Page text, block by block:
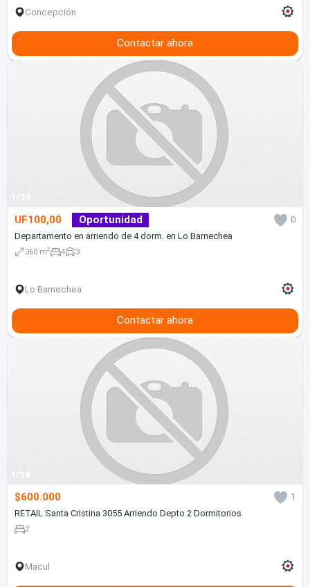
Concepción
Contactar ahora
1/29
UF100,00 Oportunidad
0
Departamento en arriendo de 4 dorm. en Lo Barnechea
360 m2 4 3
Lo Barnechea
Contactar ahora
1/18
$600.000
1
RETAIL Santa Cristina 3055 Arriendo Depto 2 Dormitorios
2
Macul